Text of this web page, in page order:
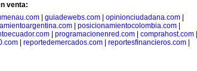
venta:
| guiadewebs.com| opinionciudadana.com|
| posicionamientocolombia.com|
programacionenred.com comprahost.com
reportedemercados.com reportesfinancieros.com